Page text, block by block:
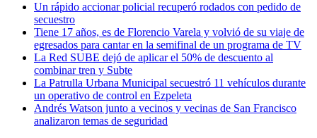
Un rápido accionar policial recuperó rodados con pedido de
secuestro
Tiene 17 años, es de Florencio Varela y volvió de su viaje de
egresados para cantar en la semifinal de un programa de TV
La Red SUBE dejó de aplicar el 50% de descuento al
combinar tren y Subte
La Patrulla Urbana Municipal secuestró 11 vehículos durante
un operativo de control en Ezpeleta
Andrés Watson junto a vecinos y vecinas de San Francisco
analizaron temas de seguridad